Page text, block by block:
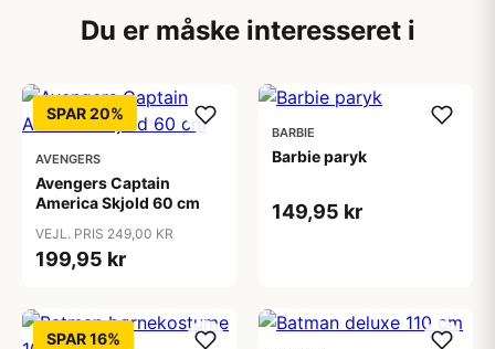
Du er måske interesseret i
SPAR 20%
AVENGERS
Avengers Captain
America Skjold 60 cm
VEJL. PRIS 249,00 KR
199,95 kr
BARBIE
Barbie paryk
149,95 kr
SPAR 16%